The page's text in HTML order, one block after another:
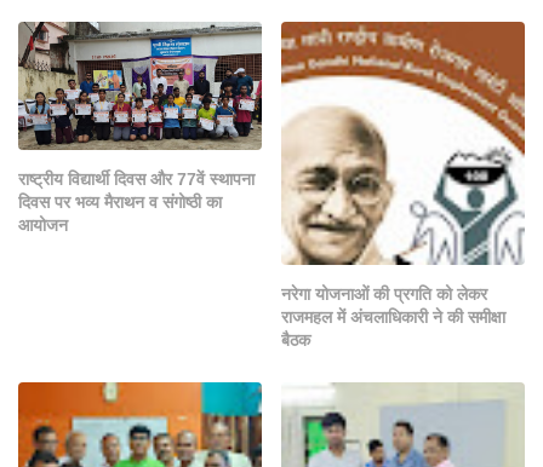
राष्ट्रीय विद्यार्थी दिवस और 77वें स्थापना
दिवस पर भव्य मैराथन व संगोष्ठी का
आयोजन
नरेगा योजनाओं की प्रगति को लेकर
राजमहल में अंचलाधिकारी ने की समीक्षा
बैठक